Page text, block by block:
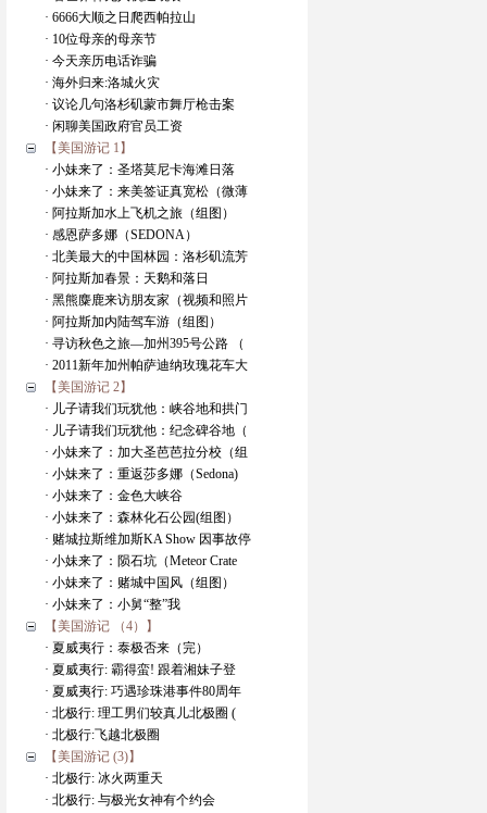
· 6666大顺之日爬西帕拉山
· 10位母亲的母亲节
· 今天亲历电话诈骗
· 海外归来:洛城火灾
· 议论几句洛杉矶蒙市舞厅枪击案
· 闲聊美国政府官员工资
【美国游记 1】
· 小妹来了：圣塔莫尼卡海滩日落
· 小妹来了：来美签证真宽松（微薄
· 阿拉斯加水上飞机之旅（组图）
· 感恩萨多娜（SEDONA）
· 北美最大的中国林园：洛杉矶流芳
· 阿拉斯加春景：天鹅和落日
· 黑熊麋鹿来访朋友家（视频和照片
· 阿拉斯加内陆驾车游（组图）
· 寻访秋色之旅—加州395号公路 （
· 2011新年加州帕萨迪纳玫瑰花车大
【美国游记 2】
· 儿子请我们玩犹他：峡谷地和拱门
· 儿子请我们玩犹他：纪念碑谷地（
· 小妹来了：加大圣芭芭拉分校（组
· 小妹来了：重返莎多娜（Sedona)
· 小妹来了：金色大峡谷
· 小妹来了：森林化石公园(组图）
· 赌城拉斯维加斯KA Show 因事故停
· 小妹来了：陨石坑（Meteor Crate
· 小妹来了：赌城中国风（组图）
· 小妹来了：小舅“整”我
【美国游记 （4）】
· 夏威夷行：泰极否来（完）
· 夏威夷行: 霸得蛮! 跟着湘妹子登
· 夏威夷行: 巧遇珍珠港事件80周年
· 北极行: 理工男们较真儿北极圈 (
· 北极行:飞越北极圈
【美国游记 (3)】
· 北极行: 冰火两重天
· 北极行: 与极光女神有个约会